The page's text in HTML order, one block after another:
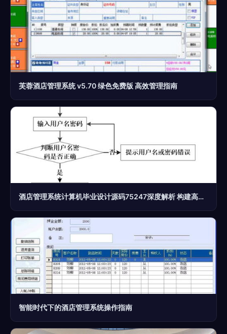
芙蓉酒店管理系统 v5.70 绿色免费版 高效管理指南
酒店管理系统计算机毕业设计源码75247深度解析 构建高效智慧酒店管理方案
智能时代下的酒店管理系统操作指南